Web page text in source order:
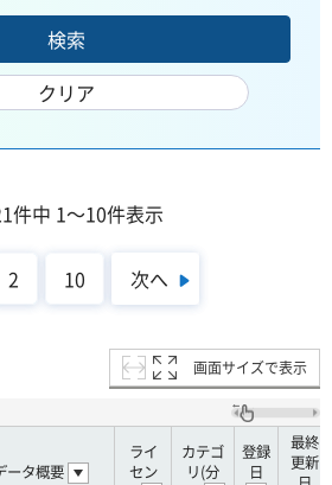
件中 1～10件表示
2 10 次へ
画面サイズで表示
ータ概要
ライ
セン
カテゴ
リ(分
登録
日
最終
更新